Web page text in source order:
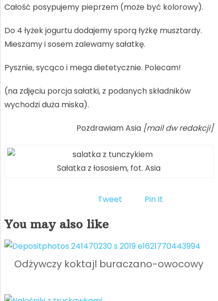
Całość posypujemy pieprzem (może być kolorowy).
Do 4 łyżek jogurtu dodajemy sporą łyżkę musztardy.
Mieszamy i sosem zalewamy sałatkę.
Pysznie, sycąco i mega dietetycznie. Polecam!
(na zdjęciu porcja sałatki, z podanych składników
wychodzi duża miska).
Pozdrawiam Asia [mail dw redakcji]
Sałatka z łososiem, fot. Asia
Tweet Pin It
You may also like
Odżywczy koktajl buraczano-owocowy